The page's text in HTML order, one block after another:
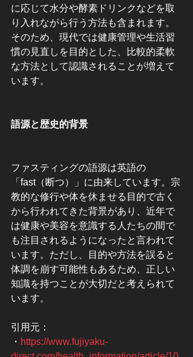
に応じて水分や酵素ドリンクなどを取
り入れながら行う方法も含まれます。
そのため、現代では健康管理や生活習
慣の見直しを目的とした、比較的柔軟
な方法として認識されることが増えて
います。
語源と歴史的背景
ファスティングの語源は英語の
「fast（断つ）」に由来しています。宗
教的な修行や体を休ませる目的で古く
から行われてきた背景があり、近年で
は健康や美容を意識する人たちの間で
も注目されるようになったと言われて
います。ただし、目的や方法を誤ると
体調を崩す可能性もあるため、正しい
知識を持つことが大切だと考えられて
います。
引用元：
・ https://www.fujiyaku-